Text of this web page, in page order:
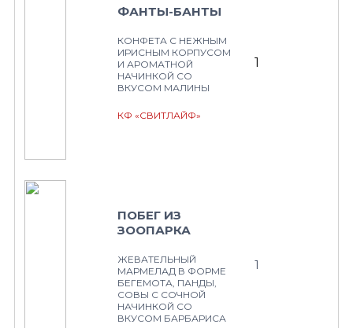
ФАНТЫ-БАНТЫ
КОНФЕТА С НЕЖНЫМ
ИРИСНЫМ КОРПУСОМ
И АРОМАТНОЙ
НАЧИНКОЙ СО
ВКУСОМ МАЛИНЫ
КФ «СВИТЛАЙФ»
1
ПОБЕГ ИЗ
ЗООПАРКА
ЖЕВАТЕЛЬНЫЙ
МАРМЕЛАД В ФОРМЕ
БЕГЕМОТА, ПАНДЫ,
СОВЫ С СОЧНОЙ
НАЧИНКОЙ СО
ВКУСОМ БАРБАРИСА
1